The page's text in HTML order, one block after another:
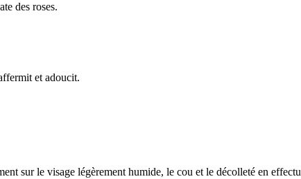
des roses.
et adoucit.
sur le visage légèrement humide, le cou et le décolleté en